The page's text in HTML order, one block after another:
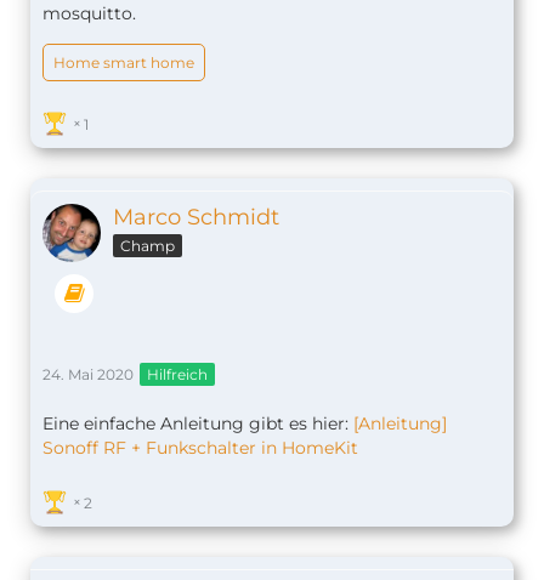
mosquitto.
Home smart home
1
Marco Schmidt
Champ
24. Mai 2020 Hilfreich
Eine einfache Anleitung gibt es hier: [Anleitung]
Sonoff RF + Funkschalter in HomeKit
2